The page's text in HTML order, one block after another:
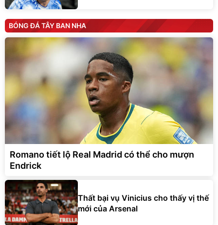
BÓNG ĐÁ TÂY BAN NHA
Romano tiết lộ Real Madrid có thể cho mượn
Endrick
Thất bại vụ Vinicius cho thấy vị thế
mới của Arsenal